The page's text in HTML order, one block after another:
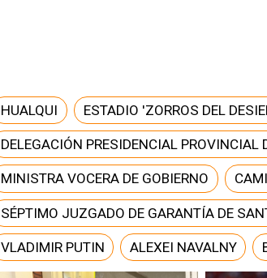
HUALQUI ESTADIO 'ZORROS DEL
DELEGACIÓN PRESIDENCIAL PROVINCIAL
MINISTRA VOCERA DE GOBIERNO
SÉPTIMO JUZGADO DE GARANTÍA DE
VLADIMIR PUTIN ALEXEI NAVALNY